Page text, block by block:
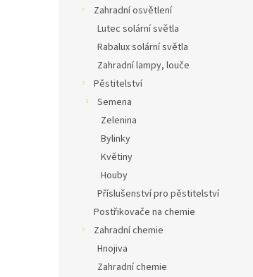
Zahradní osvětlení
Lutec solární světla
Rabalux solární světla
Zahradní lampy, louče
Pěstitelství
Semena
Zelenina
Bylinky
Květiny
Houby
Příslušenství pro pěstitelství
Postřikovače na chemie
Zahradní chemie
Hnojiva
Zahradní chemie